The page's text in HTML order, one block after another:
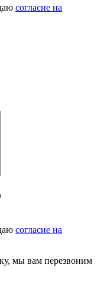
согласие на
согласие на
мы вам перезвоним